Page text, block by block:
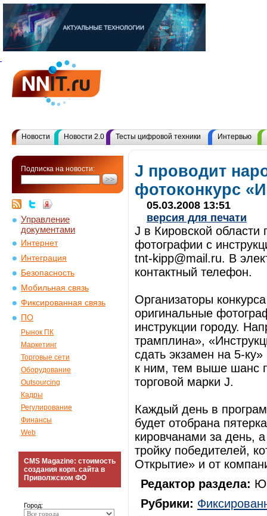
Новости Новости 2.0 Тесты цифровой техники Интервью
Подписка на новости:
Управление
документами
Интернет
Интеграция
Безопасность
Мобильная связь
Фиксированная связь
ПО
Рынок ПК
Маркетинг
Торговые сети
Оборудование
Outsourcing
Кадры
Регулирование
Финансы
Web
CMS Magazine: стоимость
создания корп. сайта в
Приволжском ФО
Город:
J проводит
фотоконкурс
05.03.2008 13:51
версия для печати
J в Кировской области
фотографии с
tnt-kipp@mail.ru. В
контактный телефон.
Организаторы
оригинальные
инструкции городу.
трамплина»,
сдать экзамен на 5-
к ним, тем выше шанс
торговой марки J.
Каждый день в
будет отобрана
кировчанами за день,
тройку победителей,
Открытие» и от
Редактор раздела:
Рубрики: